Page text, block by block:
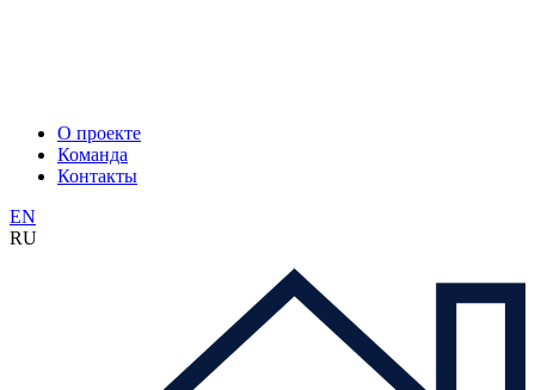
О проекте
Команда
Контакты
EN
RU